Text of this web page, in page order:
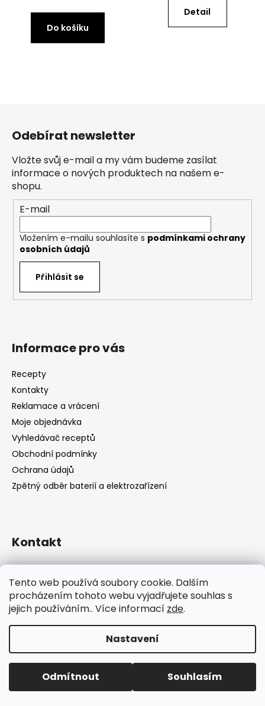
Tento web používá soubory cookie. Dalším
procházením tohoto webu vyjadřujete souhlas s
jejich používáním.. Více informací zde.
Nastavení
Odmítnout Souhlasím
5,0
Do košíku
Detail
Odebírat newsletter
Vložte svůj e-mail a my vám budeme zasílat
informace o nových produktech na našem e-
shopu.
E-mail
Vložením e-mailu souhlasíte s podmínkami ochrany
osobních údajů
Přihlásit se
Informace pro vás
Recepty
Kontakty
Reklamace a vrácení
Moje objednávka
Vyhledávač receptů
Obchodní podmínky
Ochrana údajů
Zpětný odběr baterií a elektrozařízení
Kontakt
vyhrazena.Upravit nastavení cookies